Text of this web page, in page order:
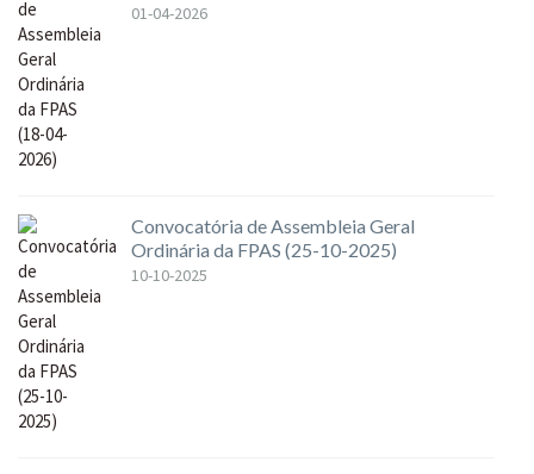
01-04-2026
Convocatória de Assembleia Geral
Ordinária da FPAS (25-10-2025)
10-10-2025